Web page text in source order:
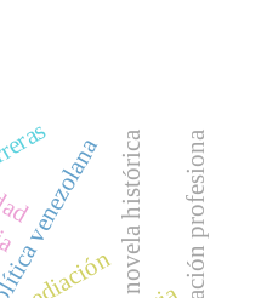
novela histórica formación profesiona